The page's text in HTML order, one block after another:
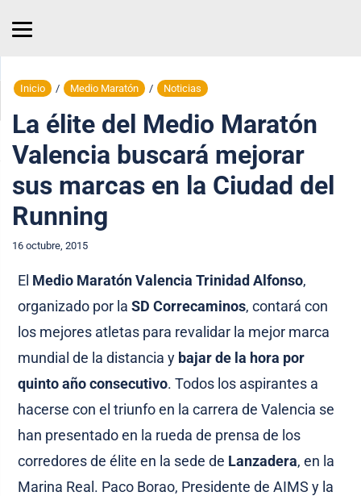
Inicio / Medio Maratón / Noticias
La élite del Medio Maratón
Valencia buscará mejorar
sus marcas en la Ciudad del
Running
16 octubre, 2015
El Medio Maratón Valencia Trinidad Alfonso,
organizado por laSD Correcaminos, contará con
los mejores atletas para revalidar la mejor marca
mundial de la distancia y bajar de la hora por
quinto año consecutivo. Todos los aspirantes a
hacerse con el triunfo en la carrera de Valencia se
han presentado en la rueda de prensa de los
corredores de élite en la sede de Lanzadera, en la
Marina Real. Paco Borao, Presidente de AIMS y la